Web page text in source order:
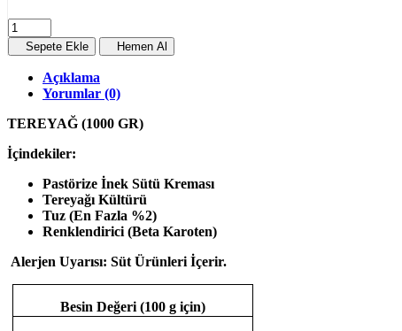
Sepete Ekle Hemen Al
Açıklama
Yorumlar (0)
TEREYAĞ (1000 GR)
İçindekiler:
Pastörize İnek Sütü Kreması
Tereyağı Kültürü
Tuz (En Fazla %2)
Renklendirici (Beta Karoten)
Alerjen Uyarısı: Süt Ürünleri İçerir.
Besin Değeri (100 g için)